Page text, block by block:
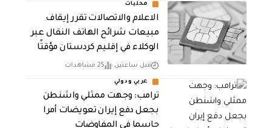
محليات
الاعلام والاتصالات تقرر إيقاف
مبيعات شرائح الهاتف النقال عبر
الوكلاء في إقليم كردستان مؤقتًا
قبل ساعتين 25 مشاهدات
عربي ودولي
‏ترامب: وجهت ممثلي واشنطن
بجعل دفع إيران تعويضات أمرا
حاسما في المفاوضات